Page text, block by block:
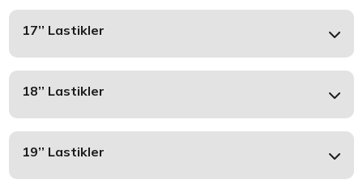
17’’ Lastikler
18’’ Lastikler
19’’ Lastikler